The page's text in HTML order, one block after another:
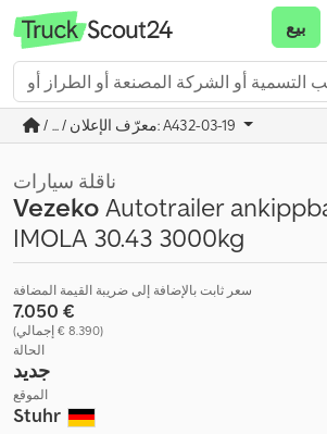
بيع
/ ... / معرّف الإعلان: A432-03-19
ناقلة سيارات
VezekoAutotrailer
IMOLA 30.43 3000kg
سعر ثابت بالإضافة إلى ضريبة القيمة المضافة
‏7.050 €
(‏8.390 € إجمالي)
الحالة
جديد
الموقع
Stuhr